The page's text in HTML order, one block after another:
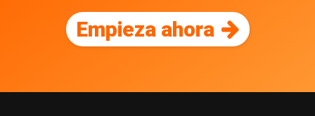
Empieza ahora